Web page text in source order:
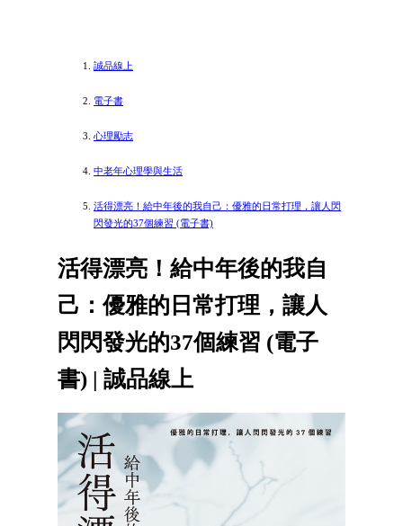
誠品線上
電子書
心理勵志
中老年心理學與生活
活得漂亮！給中年後的我自己：優雅的日常打理，讓人閃
閃發光的37個練習 (電子書)
活得漂亮！給中年後的我自
己：優雅的日常打理，讓人
閃閃發光的37個練習 (電子
書) | 誠品線上